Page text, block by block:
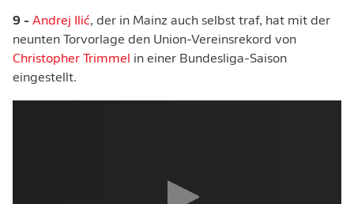
9 - Andrej Ilić, der in Mainz auch selbst traf, hat mit der
neunten Torvorlage den Union-Vereinsrekord von
Christopher Trimmel
in einer Bundesliga-Saison
eingestellt.